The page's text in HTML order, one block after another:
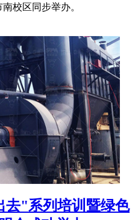
校区同步举办。
去"系列培训暨绿色